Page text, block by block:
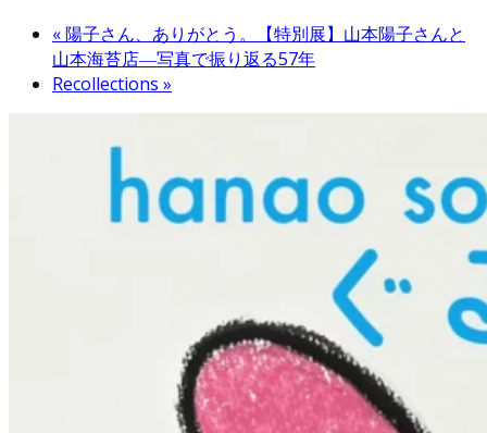
«陽子さん、ありがとう。【特別展】山本陽子さんと
山本海苔店―写真で振り返る57年
Recollections »